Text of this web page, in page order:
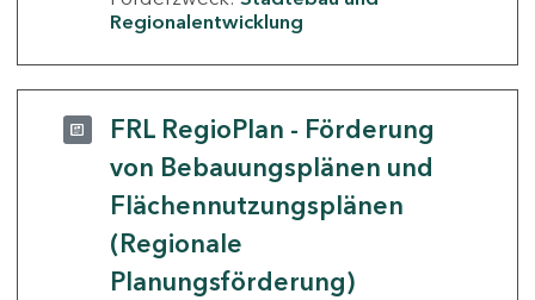
Regionalentwicklung
FRL RegioPlan - Förderung
von Bebauungsplänen und
Flächennutzungsplänen
(Regionale
Planungsförderung)